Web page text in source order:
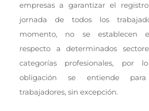
empresas a garantizar el
jornada de todos los
momento, no se establecen
respecto a determinados
categorías profesionales, por
obligación se entiende
trabajadores, sin excepción.